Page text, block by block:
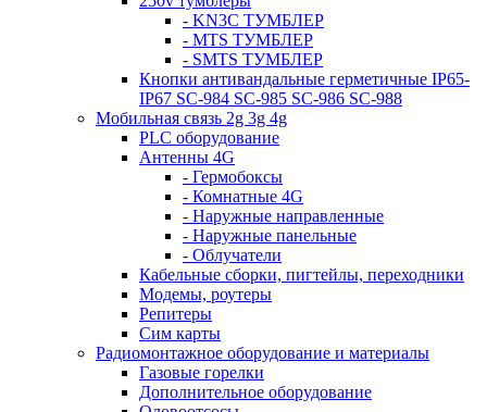
- KN3C ТУМБЛЕР
- MTS ТУМБЛЕР
- SMTS ТУМБЛЕР
Кнопки антивандальные герметичные IP65-
IP67 SC-984 SC-985 SC-986 SC-988
Мобильная связь 2g 3g 4g
PLC оборудование
Антенны 4G
- Гермобоксы
- Комнатные 4G
- Наружные направленные
- Наружные панельные
- Облучатели
Кабельные сборки, пигтейлы, переходники
Модемы, роутеры
Репитеры
Сим карты
Радиомонтажное оборудование и материалы
Газовые горелки
Дополнительное оборудование